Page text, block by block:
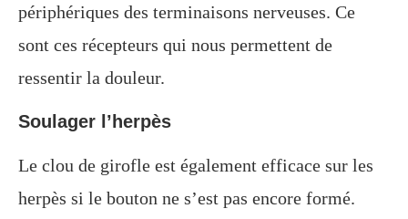
périphériques des terminaisons nerveuses. Ce
sont ces récepteurs qui nous permettent de
ressentir la douleur.
Soulager l’herpès
Le clou de girofle est également efficace sur les
herpès si le bouton ne s’est pas encore formé.